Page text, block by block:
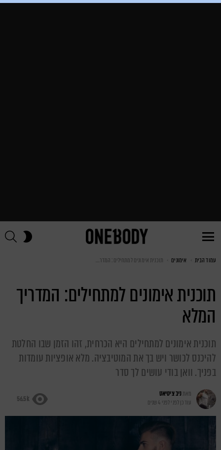
SKIN
You are here:
עמוד הבית אימונים תוכנית אימונים למתחילים: המדריך המלא
תוכנית אימונים למתחילים: המדריך
המלא
תוכנית אימונים למתחילים היא הכרחית, זהו הזמן שבו החלטת
להיכנס לכושר ויש בך את המוטיבציה. מלא אופציות עומדות
בפניך. וואן בודי עושים לך סדר
מאתניב ציטיאט
עודכן לפנילפני 4 שנים 56.5k